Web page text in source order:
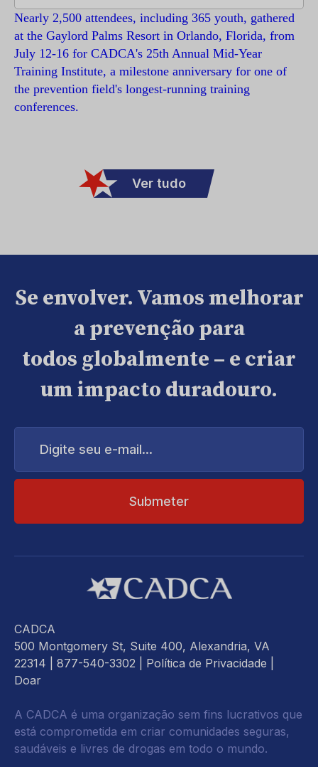
Nearly 2,500 attendees, including 365 youth, gathered
at the Gaylord Palms Resort in Orlando, Florida, from
July 12-16 for CADCA's 25th Annual Mid-Year
Training Institute, a milestone anniversary for one of
the prevention field's longest-running training
conferences.
Ver tudo
Se envolver. Vamos melhorar
a prevenção para
todos globalmente – e criar
um impacto duradouro.
Digite
CADCA
500 Montgomery St, Suite 400, Alexandria, VA
22314 | 877-540-3302 | Política de Privacidade
Doar
A CADCA é uma organização sem fins lucrativos que
está comprometida em criar comunidades seguras,
saudáveis e livres de drogas em todo o mundo.